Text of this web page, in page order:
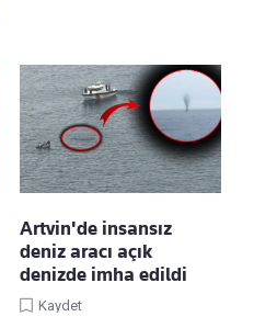
Artvin'de insansız
deniz aracı açık
denizde imha edildi
Kaydet